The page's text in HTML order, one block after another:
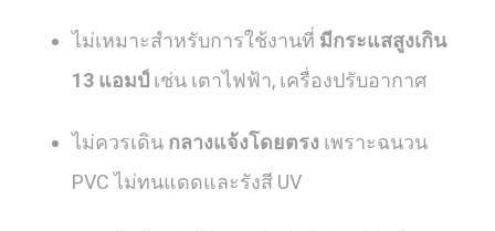
ไม่เหมาะสำหรับการใช้งานที่ มีกระแสสูงเกิน
13 แอมป์ เช่น เตาไฟฟ้า, เครื่องปรับอากาศ
ไม่ควรเดิน กลางแจ้งโดยตรง เพราะฉนวน
PVC ไม่ทนแดดและรังสี UV